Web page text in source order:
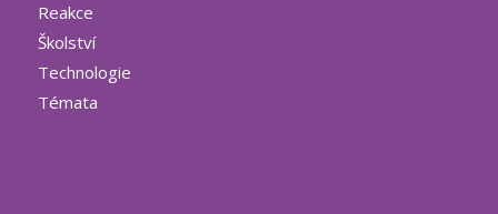
Reakce
Školství
Technologie
Témata